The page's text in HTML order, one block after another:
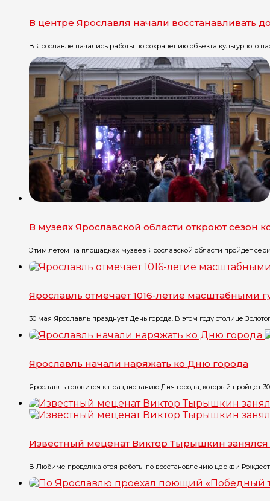
В центре Ярославля начали восстанавливать
В Ярославле начались работы по сохранению объекта
В музеях Ярославской области откроют сезон
Этим летом на площадках музеев Ярославской области пройдет
Ярославль отмечает 1016-летие масштабными
30 мая Ярославль празднует День города. В этом году столице
Ярославль начали наряжать ко Дню города
Ярославль готовится к празднованию Дня города, который пройдет
Известный меценат Виктор Тырышкин
В Любиме продолжаются работы по восстановлению церкви